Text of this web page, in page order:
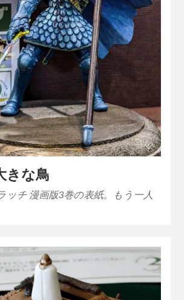
きな鳥
ッチ 漫画版3巻の表紙。もう一人